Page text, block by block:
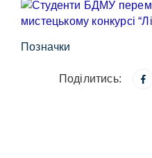
Позначки
Поділитись: